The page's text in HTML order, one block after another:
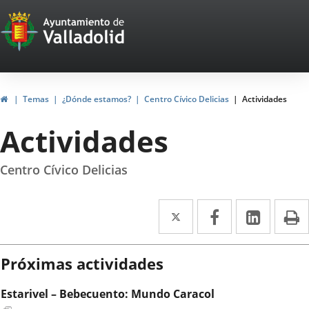
Portal
Web
del
Ayuntamiento
de
Valladolid
InicioTemas ¿Dónde estamos? Centro Cívico Delicias Actividades
Actividades
Centro Cívico Delicias
Twitter
Enlace
a
Facebook
Enlace
a
Enlace
a
Próximas actividades
Estarivel – Bebecuento: Mundo Caracol